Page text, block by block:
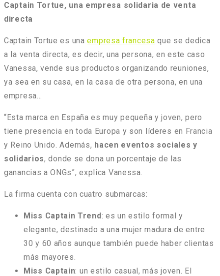
Captain Tortue, una empresa solidaria de venta
directa
Captain Tortue es unaempresa francesa que se dedica
a la venta directa, es decir, una persona, en este caso
Vanessa, vende sus productos organizando reuniones,
ya sea en su casa, en la casa de otra persona, en una
empresa…
“Esta marca en España es muy pequeña y joven, pero
tiene presencia en toda Europa y son líderes en Francia
y Reino Unido. Además, hacen eventos sociales y
solidarios, donde se dona un porcentaje de las
ganancias a ONGs”, explica Vanessa.
La firma cuenta con cuatro submarcas:
Miss Captain Trend : es un estilo formal y
elegante, destinado a una mujer madura de entre
30 y 60 años aunque también puede haber clientas
más mayores.
Miss Captain: un estilo casual, más joven. El